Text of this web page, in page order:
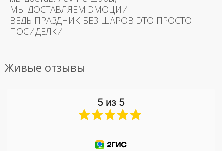
МЫ ДОСТАВЛЯЕМ ЭМОЦИИ!
ВЕДЬ ПРАЗДНИК БЕЗ ШАРОВ-ЭТО ПРОСТО
ПОСИДЕЛКИ!
Живые отзывы
5 из 5